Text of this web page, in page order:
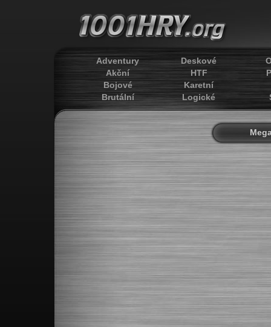
Adventury
Akční
Bojové
Brutální
Deskové
HTF
Karetní
Logické